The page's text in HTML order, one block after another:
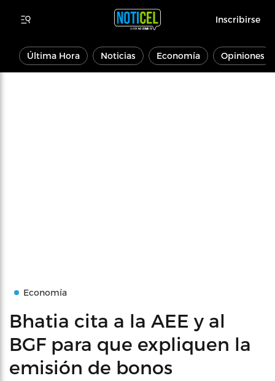
Inscribirse
Última Hora Noticias Economía Opiniones
Economía
Bhatia cita a la AEE y al
BGF para que expliquen la
emisión de bonos